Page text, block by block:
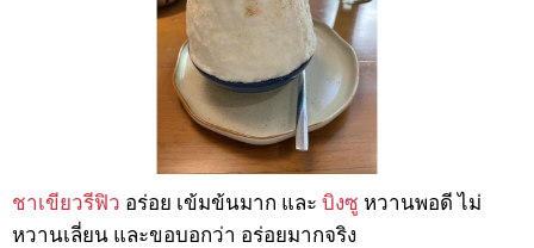
ชาเขียวรีฟิว อร่อย เข้มข้นมาก และ บิงซู หวานพอดี ไม่
หวานเลี่ยน และขอบอกว่า อร่อยมากจริง